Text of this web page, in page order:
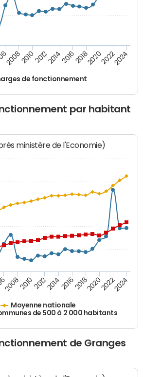
de fonctionnement
200820102012201420162018202020222024
par habitant
ministère de l'Economie)
Moyenne nationale
de 500 à 2 000 habitants
200820102012201420162018202020222024
de Granges